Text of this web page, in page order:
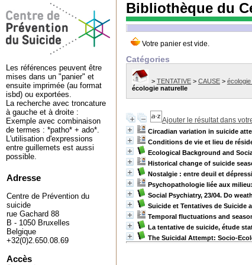
Bibliothèque du
Catégories
> TENTATIVE> CAUSE>
écologie naturelle
Ajouter le résultat dans
Circadian variation in suicide
Conditions de vie et lieu de
Ecological Background and
Historical change of suicide
Nostalgie : entre deuil et
Psychopathologie liée aux
Social Psychiatry, 23/04. Do
Suicide et Tentatives de Suicide
Temporal fluctuations and
La tentative de suicide, étude
The Suicidal Attempt: Socio-
Les références peuvent être
mises dans un "panier" et
ensuite imprimée (au format
isbd) ou exportées.
La recherche avec troncature
à gauche et à droite :
Exemple avec combinaison
de termes : *patho* + ado*.
L'utilisation d'expressions
entre guillemets est aussi
possible.
Adresse
Centre de Prévention du
suicide
rue Gachard 88
B - 1050 Bruxelles
Belgique
+32(0)2.650.08.69
Accès